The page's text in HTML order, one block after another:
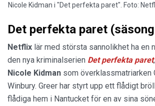
Nicole Kidman i "Det perfekta paret". Foto:
Det perfekta paret
Netflix lär med största sannolikhet ha en
den nya kriminalserien Det perfektaparet
Nicole Kidman som överklassmatriarken
Winbury. Greer har styrt upp ett flådigt
flådiga hem i Nantucket för en av sina